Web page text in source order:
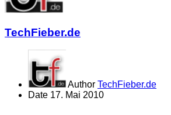
TechFieber.de
Author TechFieber.de
Date 17. Mai 2010